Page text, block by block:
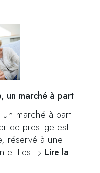
un marché à part
un marché à part
de prestige est
réservé à une
Les… Lire la